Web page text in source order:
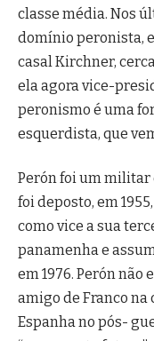
classe média. Nos
domínio peronista,
casal Kirchner,
ela agora vice-
peronismo é uma
esquerdista, que
Perón foi um militar
foi deposto, em
como vice a sua
panamenha e
em 1976. Perón não
amigo de Franco
Espanha no pós-